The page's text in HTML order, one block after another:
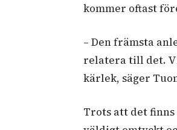
kommer oftast
– Den främsta
relatera till det.
kärlek, säger
Trots att det